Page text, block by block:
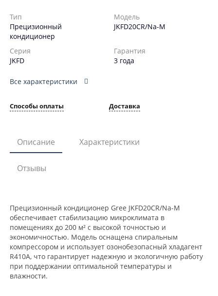
Тип
Прецизионный
кондиционер
Модель
JKFD20CR/Na-M
Серия
JKFD
Гарантия
3 года
Все характеристики
Способы оплаты Доставка
Описание Характеристики
Отзывы
Прецизионный кондиционер Gree JKFD20CR/Na-M
обеспечивает стабилизацию микроклимата в
помещениях до 200 м² с высокой точностью и
экономичностью. Модель оснащена спиральным
компрессором и использует озонобезопасный хладагент
R410A, что гарантирует надежную и экологичную работу
при поддержании оптимальной температуры и
влажности.